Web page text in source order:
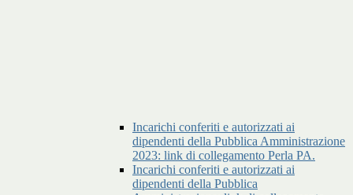
Incarichi conferiti e autorizzati ai
dipendenti della Pubblica Amministrazione
2023: link di collegamento Perla PA.
Incarichi conferiti e autorizzati ai
dipendenti della Pubblica